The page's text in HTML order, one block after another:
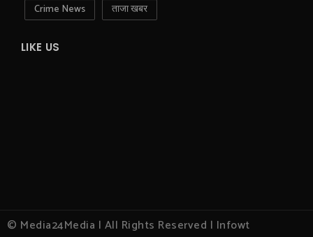
Crime News ताजा खबर
LIKE US
© Media24Media | All Rights Reserved | Infowt